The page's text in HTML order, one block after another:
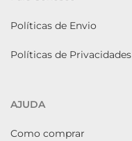
Políticas de Envio
Políticas de Privacidades
AJUDA
Como comprar